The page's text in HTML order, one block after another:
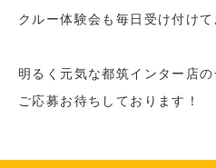
クルー体験会も毎日受け付けて
明るく元気な都筑インター店
ご応募お待ちしております！